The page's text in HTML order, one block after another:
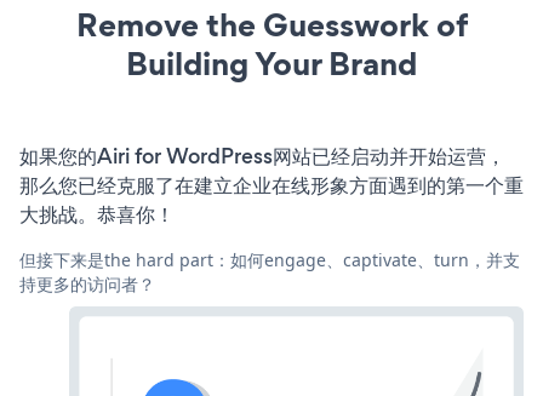
Remove the Guesswork of
Building Your Brand
如果您的Airi for WordPress网站已经启动并开始运营，
那么您已经克服了在建立企业在线形象方面遇到的第一个重
大挑战。恭喜你！
但接下来是the hard part：如何engage、captivate、turn，并支
持更多的访问者？